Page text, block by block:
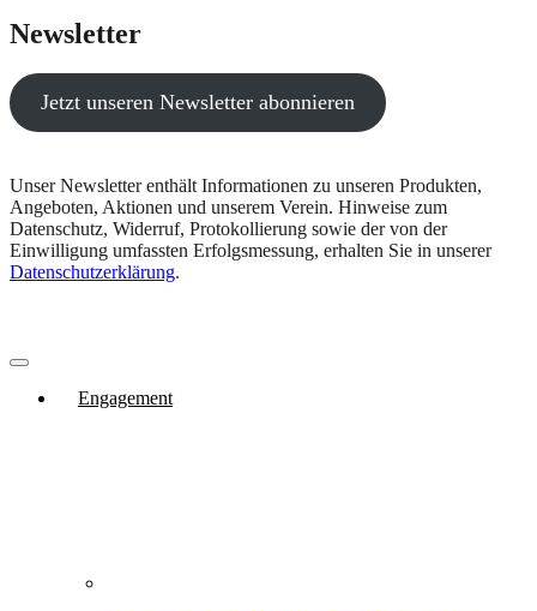
Newsletter
Jetzt unseren Newsletter abonnieren
Unser Newsletter enthält Informationen zu unseren Produkten,
Angeboten, Aktionen und unserem Verein. Hinweise zum
Datenschutz, Widerruf, Protokollierung sowie der von der
Einwilligung umfassten Erfolgsmessung, erhalten Sie in unserer
Datenschutzerklärung.
Engagement